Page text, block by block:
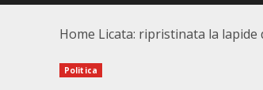
Home Licata: ripristinata la lapide
Politica